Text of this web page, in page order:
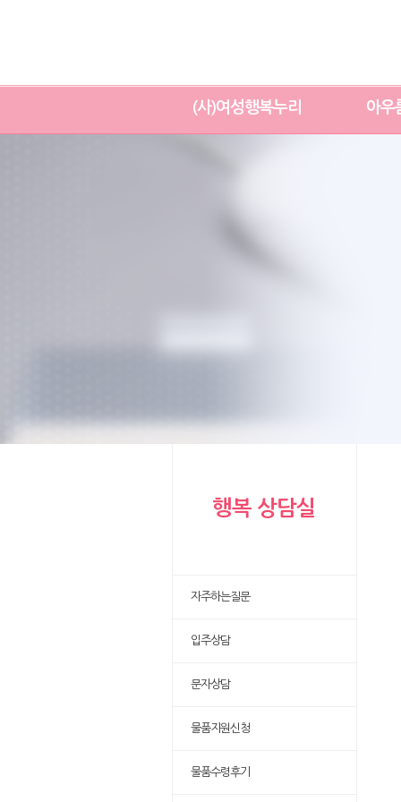
(사)여성행복누리 아우
행복 상담실
자주하는질문
입주상담
문자상담
물품지원신청
물품수령후기